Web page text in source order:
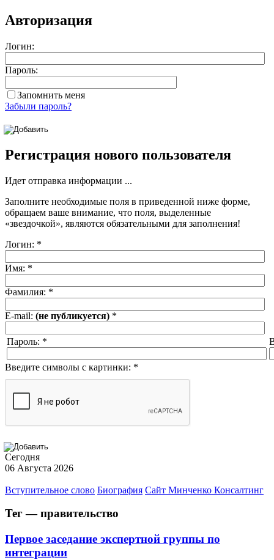
Авторизация
Логин:
Пароль:
Запомнить меня
Забыли пароль?
Регистрация нового пользователя
Идет отправка информации ...
Заполните необходимые поля в приведенной ниже форме,
обращаем ваше внимание, что поля, выделенные
«звездочкой», являются обязательными для заполнения!
Логин: *
Имя: *
Фамилия: *
E-mail: (не публикуется) *
Пароль: *
Введите символы с картинки: *
Сегодня
06 Августа 2026
Вступительное слово Биография Сайт Минченко Консалтинг
Тег — правительство
Первое заседание экспертной группы по
интеграции